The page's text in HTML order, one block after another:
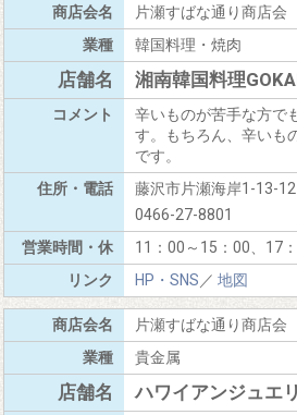
片瀬すばな通り商店会
韓国料理・焼肉
湘南韓国料理
辛いものが苦手な方で
す。もちろん、辛いも
です。
藤沢市片瀬海岸1-13-12
0466-27-8801
11：00～15：00、17
HP・SNS／ 地図
片瀬すばな通り商店会
貴金属
ハワイアンジュ